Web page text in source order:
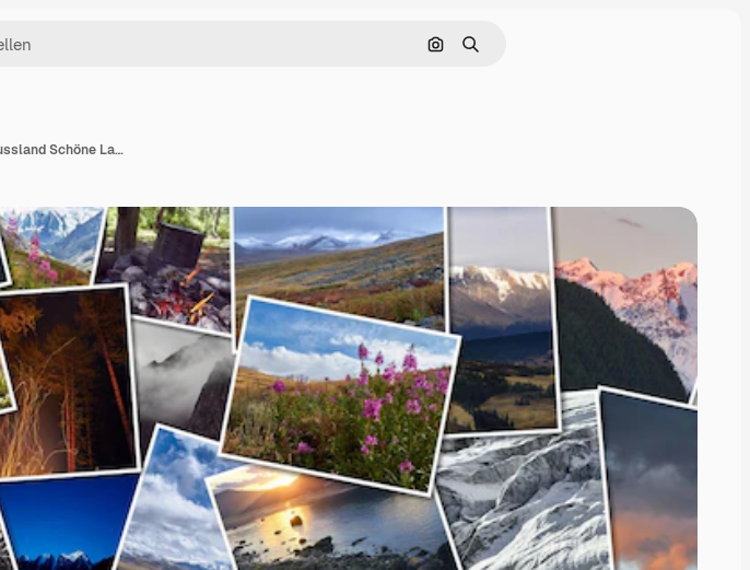
Nach Bild suchen
Suchen
Panorama-Collage von Fotos einer Reise in den Altai von Russland Schöne Landschaft von Wäldern und Bergen Sibiriens Erstaunliche Natur von Russland Altai Krai